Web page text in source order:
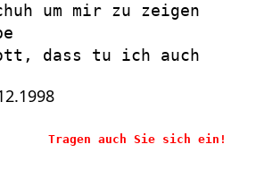
um mir zu zeigen
dass tu ich auch
Tragen auch Sie sich ein!